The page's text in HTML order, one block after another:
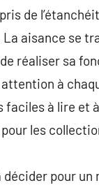
de
La aisance se
réaliser sa
à
faciles à lire et
les
décider pour